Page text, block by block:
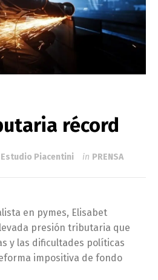
récord
Estudio Piacentini in PRENSA
en pymes, Elisabet
presión tributaria que
y las dificultades políticas
impositiva de fondo